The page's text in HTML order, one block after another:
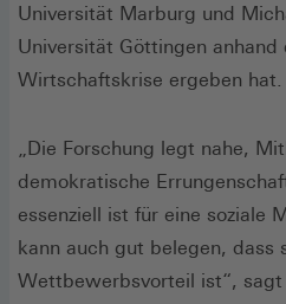
Universität Marburg und
Universität Göttingen anhand
Wirtschaftskrise ergeben hat.
„Die Forschung legt nahe,
demokratische
essenziell ist für eine soziale
kann auch gut belegen, dass
Wettbewerbsvorteil ist“, sagt